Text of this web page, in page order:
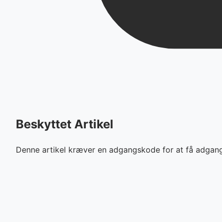
Beskyttet Artikel
Denne artikel kræver en adgangskode for at få